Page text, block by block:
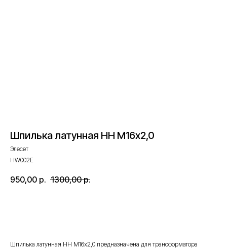
Шпилька латунная НН М16х2,0
Элесет
HW002E
950,00 р. 1300,00 р.
Шпилька латунная НН М16х2,0 предназначена для трансформатора